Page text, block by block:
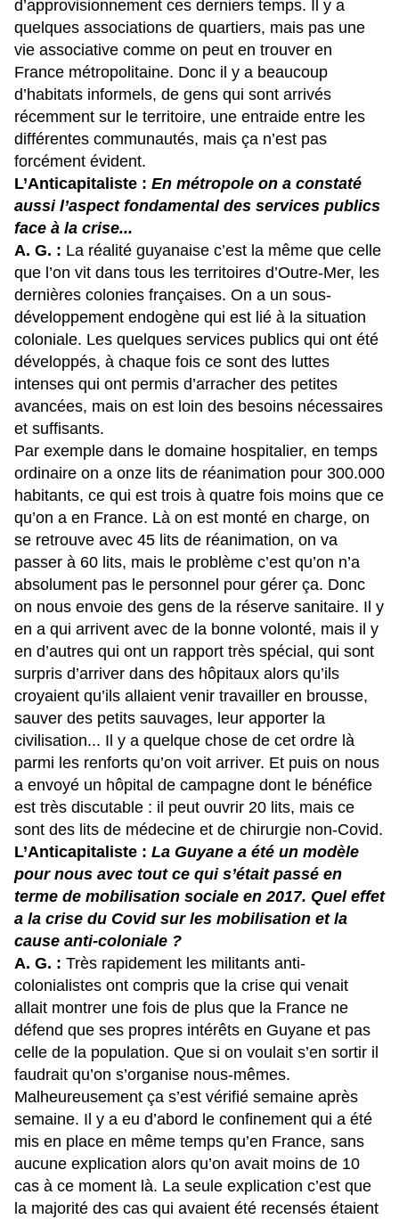
d’approvisionnement ces derniers temps. Il y a
quelques associations de quartiers, mais pas une
vie associative comme on peut en trouver en
France métropolitaine. Donc il y a beaucoup
d’habitats informels, de gens qui sont arrivés
récemment sur le territoire, une entraide entre les
différentes communautés, mais ça n’est pas
forcément évident.
L’Anticapitaliste : En métropole on a constaté
aussi l’aspect fondamental des services publics
face à la crise...
A. G. : La réalité guyanaise c’est la même que celle
que l’on vit dans tous les territoires d’Outre-Mer, les
dernières colonies françaises. On a un sous-
développement endogène qui est lié à la situation
coloniale. Les quelques services publics qui ont été
développés, à chaque fois ce sont des luttes
intenses qui ont permis d’arracher des petites
avancées, mais on est loin des besoins nécessaires
et suffisants.
Par exemple dans le domaine hospitalier, en temps
ordinaire on a onze lits de réanimation pour 300.000
habitants, ce qui est trois à quatre fois moins que ce
qu’on a en France. Là on est monté en charge, on
se retrouve avec 45 lits de réanimation, on va
passer à 60 lits, mais le problème c’est qu’on n’a
absolument pas le personnel pour gérer ça. Donc
on nous envoie des gens de la réserve sanitaire. Il y
en a qui arrivent avec de la bonne volonté, mais il y
en d’autres qui ont un rapport très spécial, qui sont
surpris d’arriver dans des hôpitaux alors qu’ils
croyaient qu’ils allaient venir travailler en brousse,
sauver des petits sauvages, leur apporter la
civilisation... Il y a quelque chose de cet ordre là
parmi les renforts qu’on voit arriver. Et puis on nous
a envoyé un hôpital de campagne dont le bénéfice
est très discutable : il peut ouvrir 20 lits, mais ce
sont des lits de médecine et de chirurgie non-Covid.
L’Anticapitaliste : La Guyane a été un modèle
pour nous avec tout ce qui s’était passé en
terme de mobilisation sociale en 2017. Quel effet
a la crise du Covid sur les mobilisation et la
cause anti-coloniale ?
A. G. : Très rapidement les militants anti-
colonialistes ont compris que la crise qui venait
allait montrer une fois de plus que la France ne
défend que ses propres intérêts en Guyane et pas
celle de la population. Que si on voulait s’en sortir il
faudrait qu’on s’organise nous-mêmes.
Malheureusement ça s’est vérifié semaine après
semaine. Il y a eu d’abord le confinement qui a été
mis en place en même temps qu’en France, sans
aucune explication alors qu’on avait moins de 10
cas à ce moment là. La seule explication c’est que
la majorité des cas qui avaient été recensés étaient